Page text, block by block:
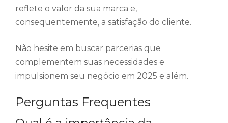
reflete o valor da sua marca e,
consequentemente, a satisfação do cliente.
Não hesite em buscar parcerias que
complementem suas necessidades e
impulsionem seu negócio em 2025 e além.
Perguntas Frequentes